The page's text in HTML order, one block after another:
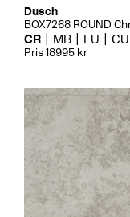
Dusch
BOX7268 ROUND
CR MB LU CU
Pris 18995 kr